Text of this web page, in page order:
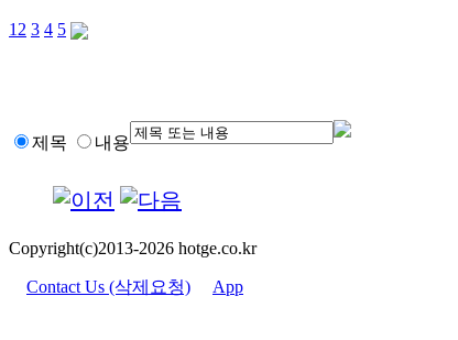
1 2 3 4 5
제목 내용
Copyright(c)2013-2026 hotge.co.kr
Contact Us (삭제요청) App